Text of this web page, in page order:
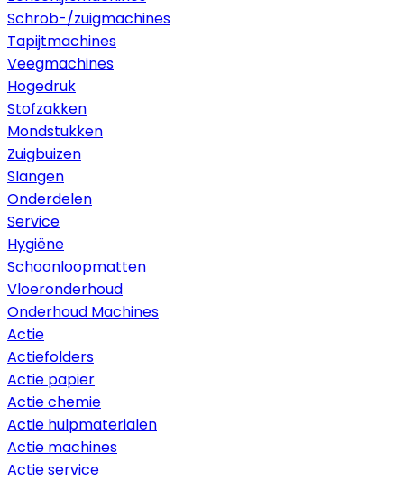
Schrob-/zuigmachines
Tapijtmachines
Veegmachines
Hogedruk
Stofzakken
Mondstukken
Zuigbuizen
Slangen
Onderdelen
Service
Hygiëne
Schoonloopmatten
Vloeronderhoud
Onderhoud Machines
Actie
Actiefolders
Actie papier
Actie chemie
Actie hulpmaterialen
Actie machines
Actie service